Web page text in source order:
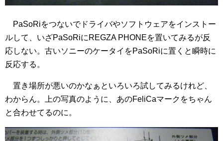
PaSoRiをつないでドライバやソフトウェアをインストー
ルして、いざPaSoRiにREGZA PHONEを置いてみるが反
応しない。古いソニーのケータイをPaSoRiに置くと瞬時に
反応する。
置き場所が悪いのかなぁといろいろ試してみるけれど、
わからん。上の写真のように、あのFeliCaマークをちゃん
と合わせてるのに。